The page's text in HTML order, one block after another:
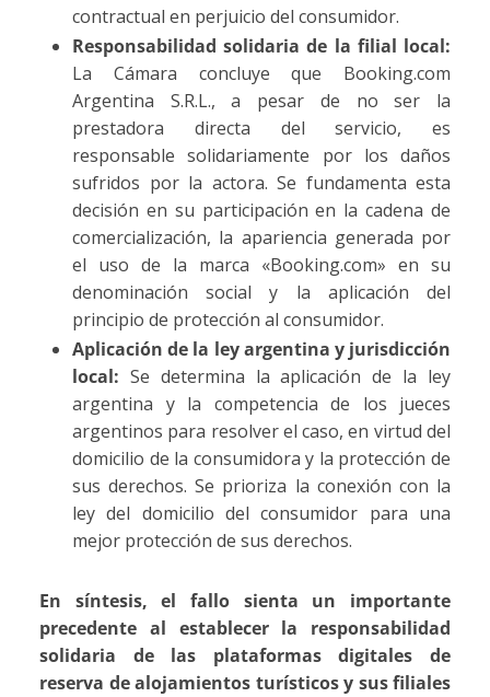
contractual en perjuicio del consumidor.
Responsabilidad solidaria de la filial local:
La Cámara concluye que Booking.com
Argentina S.R.L., a pesar de no ser la
prestadora directa del servicio, es
responsable solidariamente por los daños
sufridos por la actora. Se fundamenta esta
decisión en su participación en la cadena de
comercialización, la apariencia generada por
el uso de la marca «Booking.com» en su
denominación social y la aplicación del
principio de protección al consumidor.
Aplicación de la ley argentina y jurisdicción
local: Se determina la aplicación de la ley
argentina y la competencia de los jueces
argentinos para resolver el caso, en virtud del
domicilio de la consumidora y la protección de
sus derechos. Se prioriza la conexión con la
ley del domicilio del consumidor para una
mejor protección de sus derechos.
En síntesis, el fallo sienta un importante
precedente al establecer la responsabilidad
solidaria de las plataformas digitales de
reserva de alojamientos turísticos y sus filiales